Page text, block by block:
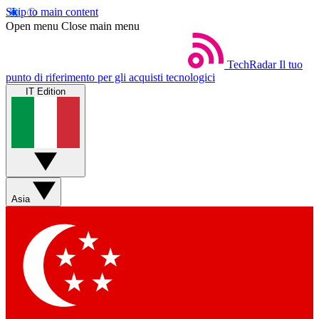
Skip to main content
Open menu Close main menu
TechRadar Il tuo
punto di riferimento per gli acquisti tecnologici
IT Edition
Asia